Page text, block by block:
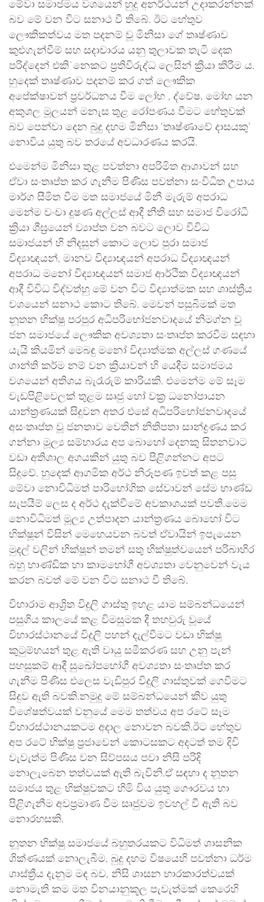
මේවා සමාජමය වශයෙන් හුදු අනර්ථයන් උදාකරන්නක්
බව මේ වන විට සනාථ වී තිබේ. ඊට හේතුව
ලෞකිකත්වය මත පදනම් වූ මිනිසා ගේ තෘෂ්ණාව
කුළුගැන්වීම් සහ සදාචාරය යනු තුලාවක තැටි දෙක
පරිද්දෙන් එකි`නෙකට ප්‍රතිවිරුද්ධ ලෙසින් ක්‍රියා කිරීම ය.
හුදෙක් තෘෂ්ණාව පදනම් කර ගත් ලෞකික
අපේක්ෂාවන් ප්‍රවර්ධනය වීම ලෝභ , ද්වේෂ, මෝහ යන
අකුශල මූලයන් මනැස තුළ රෝපණය වීමට හේතුවක්
බව පෙන්වා දෙන බුදු දහම මිනිසා ‘තෘෂ්ණාවේ දාසයකු’
නොවිය යුතු බව තරයේ අවධාරණය කරයි.
එමෙන්ම මිනිසා තුළ පවත්නා අපරිමිත ආශාවන් සහ
ඒවා සංතෘප්ත කර ගැනීම පිණිස පවත්නා සංවිධිත උපාය
මාර්ග සීමිත වීම මත සමාජයේ මිනී මැරුම් අපරාධ
මෙන්ම වංචා දූෂණ අල්ලස් ආදී නීති සහ සමාජ විරෝධී
ක්‍රියා ශීඝ්‍රයෙන් ව්‍යාප්ත වන බවට ලොව විවිධ
සමාජයන් හි නිදසුන් කොට ලොව පුරා සමාජ
විද්‍යාඥයන්, මානව විද්‍යාඥයන් අපරාධ විද්‍යාඥයන්
අපරාධ මනෝ විද්‍යාඥයන් සමාජ ආර්ථික විද්‍යාඥයන්
ආදී විවිධ විද්වත්හු මේ වන විට විද්‍යාත්මක සහ ශාස්ත්‍රීය
වශයෙන් සනාථ කොට තිබේ. මෙවන් පසුබිමක් මත
නූතන භික්ෂු පරපුර අධිපරිභෝජනවාදයේ නිමග්න වූ
ජන සමාජයේ ලෞකික අවශ්‍යතා සංතෘප්ත කරවීම සඳහා
යැයි කියමින් මෙබඳු මනෝ විද්‍යාත්මක අල්ලස් ගණයේ
ශාන්ති කර්ම නම් වන ක්‍රියාවන් හි යෙදීම සමාජමය
වශයෙන් අතිශය බැරෑරුම් කාරියකි. එමෙන්ම මේ සෑම
වැඩපිළිවෙලක් තුළම සෘජු හෝ වක්‍ර ධනෝපායන
යාන්ත්‍රණයක් සිදුවන අතර එසේ අධිපරිභෝජනවාදයේ
අසංතෘප්ත වූ ජනතාව වෙතින් නිතිපතා සාන්ද්‍රණය කර
ගන්නා මූල්‍ය සම්භාරය අප බොහෝ දෙනකු සිතනවාට
වඩා අතිශාල අගයකින් යුතු බව පිළිගන්නට අපට
සිදුවේ. හුදෙක් ආගමික අර්ථ නිරූපණ ඉවත් කළ පසු
මේවා නොවිධිමත් පාරිභෝගික සේවාවන් සේම භාණ්ඩ
සැපයීම් ලෙස ද අර්ථ දැක්වීමේ අවකාශයක් පවතී.මෙම
නොවිධිමත් මූල්‍ය උත්පාදන යාන්ත්‍රණය බොහෝ විට
භික්ෂූන් විසින් මෙහෙයවන බවත් ඒවායින් ඉපැයෙන
මුදල් වලින් භික්ෂූන් තමන් සතු භික්ෂුත්වයෙන් පරිබාහිර
බහු භාණ්ඩික හා කාමභෝගී අවශ්‍යතා වෙනුවෙන් වැය
කරන බවත් මේ වන විට සනාථ වී තිබේ.
විහාරාම ආශ්‍රිත විදුලි ගාස්තු ඉහළ යාම සම්බන්ධයෙන්
පසුගිය කාලයේ කළ විමසුමක දී තහවුරු වූයේ
විහාරස්ථානයේ විදුලි පහන් දැල්වීමට වඩා භික්ෂු
කුටුම්භයන් තුළ ඇති වායු සමීකරණ සහ උනු පැන්
පහසුකම් ආදී සුඛෝපභෝගී අවශ්‍යතා සංතෘප්ත කර
ගැනීම පිණිස එලෙස වැඩිපුර විදුලි ගාස්තුවක් ගෙවීමට
සිදුව ඇති බවකි.නමුදු මේ සම්බන්ධයෙන් කිව යුතු
විශේෂත්වයක් වනුයේ මෙම තත්වය අප රටේ සෑම
විහාරස්ථානයකටම අදාල නොවන බවකි.ඊට හේතුව
අප රටේ භික්ෂු ප්‍රජාවෙන් කොටසකට අදටත් තම දිවි
වැවැත්ම පිණිස වන සිව්පසය පවා නිසි පරිදි
නොලැබෙන තත්වයක් ඇති බැවිනි.ඒ සඳහා ද නූතන
සමාජය තුළ භික්ෂුවකට හිමි විය යුතු ගෞරවය හා
පිළිගැනීම අවප්‍රමාණ වීම සෘජුවම ඉවහල් වී ඇති බව
නොරහසකි.
නූතන භික්ෂු සමාජයේ බහුතරයකට විධිමත් ශාසනික
ශික්ණයක් නොලැබීම, බුදු දහම විෂයෙහි පවත්නා ධර්ම
ශාස්ත්‍රීය දැනුම මඳ බව, නිසි ශාසන භාරකාරත්වයක්
නොමැති කම මත විනයානුකූල පැවැත්මක් කෙරෙහි